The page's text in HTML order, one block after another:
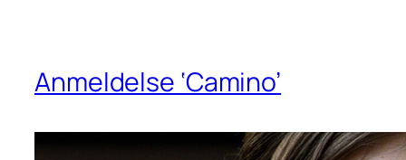
Anmeldelse ‘Camino’